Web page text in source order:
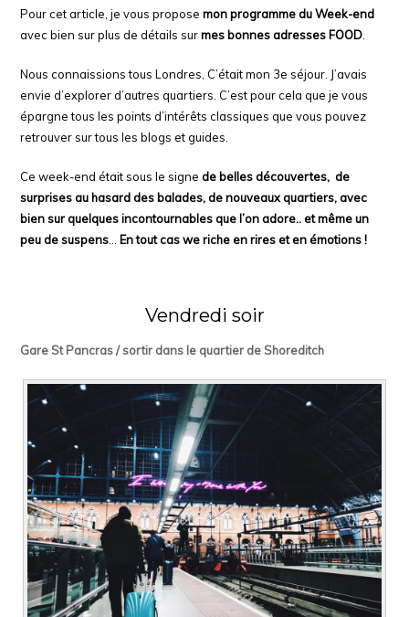
Pour cet article, je vous proposemon programme du Week-end
avec bien sur plus de détails surmes bonnes adresses FOOD
Nous connaissions tous Londres, C’était mon 3e séjour. J’avais
envie d’explorer d’autres quartiers. C’est pour cela que je vous
épargne tous les points d’intérêts classiques que vous pouvez
retrouver sur tous les blogs et guides.
Ce week-end était sous le signe de belles découvertes, de
surprises au hasard des balades, de nouveaux quartiers, avec
bien sur quelques incontournables que l’on adore.. et même un
peu de suspens
En tout cas we riche en rires et en émotions !
Vendredi soir
Gare St Pancras / sortir dans le quartier de Shoreditch